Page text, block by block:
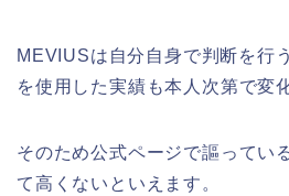
MEVIUSは自分自身で判断を行
を使用した実績も本人次第で変
そのため公式ページで謳ってい
て高くないといえます。